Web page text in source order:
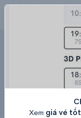
Starlight Đà
vé hôm nay
Hệ thống
thành phố, đặt vé
Xem giá vé